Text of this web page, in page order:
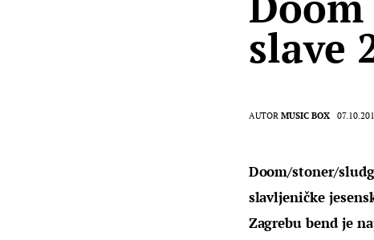
slave
AUTOR MUSIC BOX
Doom/stoner/
slavljeničke
Zagrebu bend je